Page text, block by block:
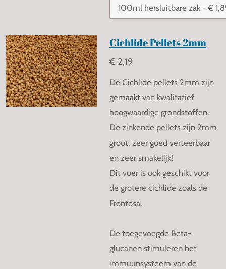
Cichlide Pellets 2mm
€ 2,19
De Cichlide pellets 2mm zijn
gemaakt van kwalitatief
hoogwaardige grondstoffen.
De zinkende pellets zijn 2mm
groot, zeer goed verteerbaar
en zeer smakelijk!
Dit voer is ook geschikt voor
de grotere cichlide zoals de
Frontosa.
De toegevoegde Beta-
glucanen stimuleren het
immuunsysteem van de